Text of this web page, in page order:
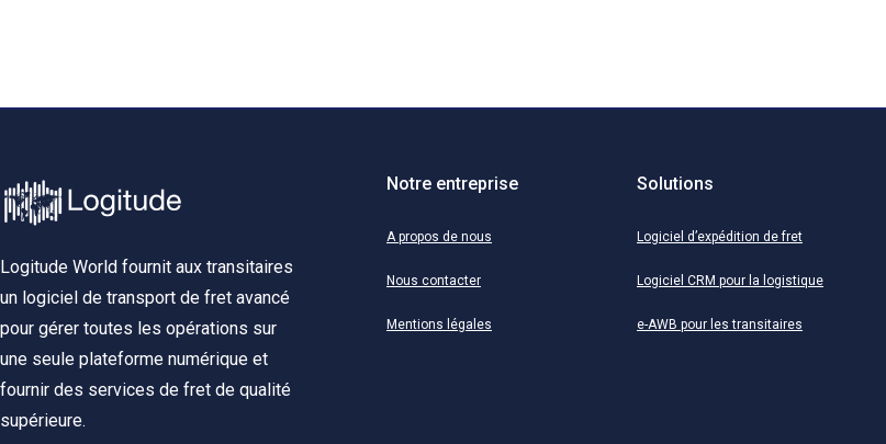
Logitude World fournit aux transitaires
un logiciel de transport de fret avancé
pour gérer toutes les opérations sur
une seule plateforme numérique et
fournir des services de fret de qualité
supérieure.
Notre entreprise
A propos de nous
Nous contacter
Mentions légales
Solutions
Logiciel d’expédition de fret
Logiciel CRM pour la logistique
e-AWB pour les transitaires